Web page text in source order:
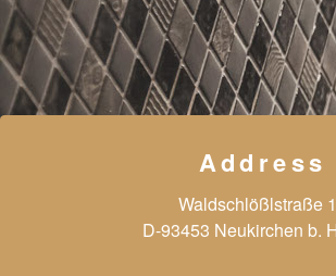
Address
Waldschlößlstraße
D-93453 Neukirchen b.